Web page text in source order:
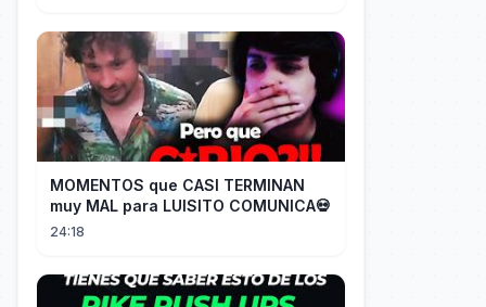
MOMENTOS que CASI TERMINAN
muy MAL para LUISITO COMUNICA💀
24:18